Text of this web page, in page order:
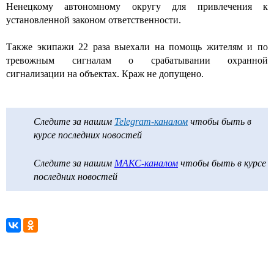
Ненецкому автономному округу для привлечения к
установленной законом ответственности.
Также экипажи 22 раза выехали на помощь жителям и по
тревожным сигналам о срабатывании охранной
сигнализации на объектах. Краж не допущено.
Следите за нашим Telegram-каналом чтобы быть в
курсе последних новостей
Следите за нашим МАКС-каналом чтобы быть в курсе
последних новостей